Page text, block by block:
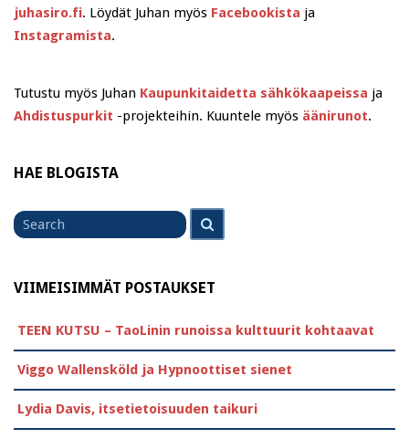
juhasiro.fi. Löydät Juhan myös Facebookista ja
Instagramista.
Tutustu myös Juhan Kaupunkitaidetta sähkökaapeissa ja
Ahdistuspurkit -projekteihin. Kuuntele myös äänirunot.
HAE BLOGISTA
Search
for
VIIMEISIMMÄT POSTAUKSET
TEEN KUTSU – TaoLinin runoissa kulttuurit kohtaavat
Viggo Wallensköld ja Hypnoottiset sienet
Lydia Davis, itsetietoisuuden taikuri